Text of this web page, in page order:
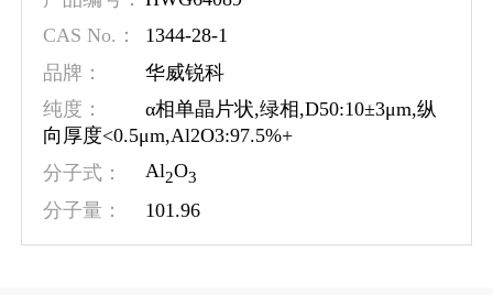
CAS No.：
1344-28-1
品牌：
华威锐科
纯度：
α相单晶片状,绿相,D50:10±3μm,纵
向厚度<0.5μm,Al2O3:97.5%+
分子式：
Al2O3
分子量： 101.96